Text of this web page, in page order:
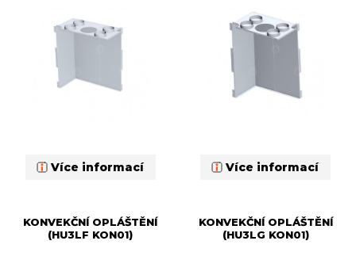
Více informací Více informací
KONVEKČNÍ OPLÁŠTĚNÍ
(HU3LF KON01)
KONVEKČNÍ OPLÁŠTĚNÍ
(HU3LG KON01)